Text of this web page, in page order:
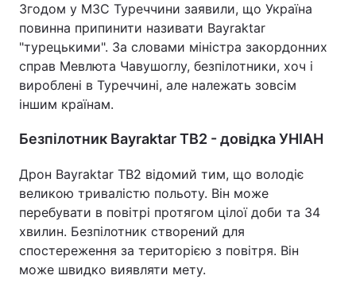
Згодом у МЗС Туреччини заявили, що Україна
повинна припинити називати Bayraktar
"турецькими". За словами міністра закордонних
справ Мевлюта Чавушоглу, безпілотники, хоч і
вироблені в Туреччині, але належать зовсім
іншим країнам.
Безпілотник Bayraktar TB2 - довідка УНІАН
Дрон Bayraktar TB2 відомий тим, що володіє
великою тривалістю польоту. Він може
перебувати в повітрі протягом цілої доби та 34
хвилин. Безпілотник створений для
спостереження за територією з повітря. Він
може швидко виявляти мету.